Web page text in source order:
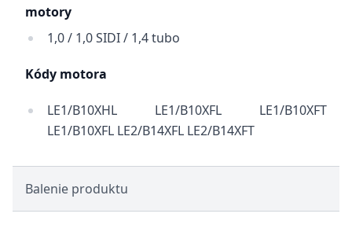
motory
1,0 / 1,0 SIDI / 1,4 tubo
Kódy motora
LE1/B10XHL LE1/B10XFL LE1/B10XFT
LE1/B10XFL LE2/B14XFL LE2/B14XFT
Balenie produktu